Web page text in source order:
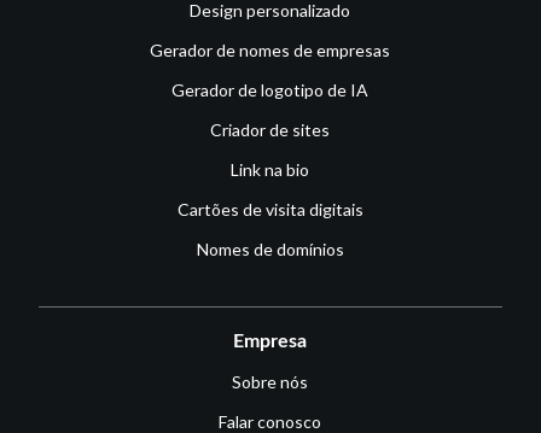
Design personalizado
Gerador de nomes de empresas
Gerador de logotipo de IA
Criador de sites
Link na bio
Cartões de visita digitais
Nomes de domínios
Empresa
Sobre nós
Falar conosco